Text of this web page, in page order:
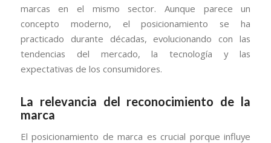
marcas en el mismo sector. Aunque parece un
concepto moderno, el posicionamiento se ha
practicado durante décadas, evolucionando con las
tendencias del mercado, la tecnología y las
expectativas de los consumidores.
La relevancia del reconocimiento de la
marca
El posicionamiento de marca es crucial porque influye